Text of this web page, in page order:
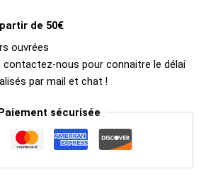
de 50€
ouvrées
contactez-nous pour connaitre le délai
par mail et chat !
sécurisée